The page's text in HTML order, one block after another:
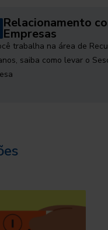
Relacionamento
Empresas
trabalha na área de
saiba como levar o